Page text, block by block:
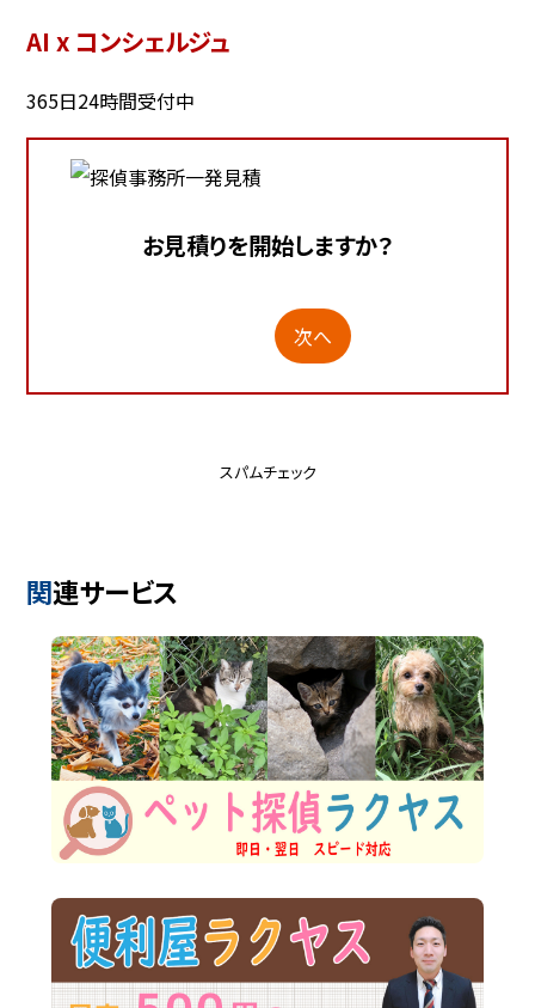
AI x コンシェルジュ
365日24時間受付中
お見積りを開始しますか？
次へ
スパムチェック
関連サービス